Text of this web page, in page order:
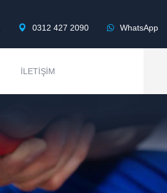
0312 427 2090 WhatsApp
İLETIŞIM